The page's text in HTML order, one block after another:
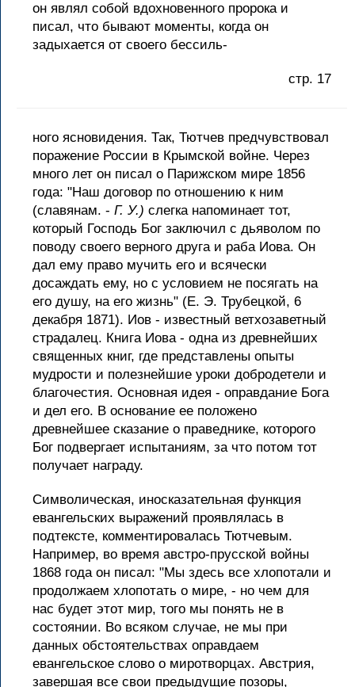
он являл собой вдохновенного пророка и
писал, что бывают моменты, когда он
задыхается от своего бессиль-
стр. 17
ного ясновидения. Так, Тютчев предчувствовал
поражение России в Крымской войне. Через
много лет он писал о Парижском мире 1856
года: "Наш договор по отношению к ним
(славянам. - Г. У.) слегка напоминает тот,
который Господь Бог заключил с дьяволом по
поводу своего верного друга и раба Иова. Он
дал ему право мучить его и всячески
досаждать ему, но с условием не посягать на
его душу, на его жизнь" (Е. Э. Трубецкой, 6
декабря 1871). Иов - известный ветхозаветный
страдалец. Книга Иова - одна из древнейших
священных книг, где представлены опыты
мудрости и полезнейшие уроки добродетели и
благочестия. Основная идея - оправдание Бога
и дел его. В основание ее положено
древнейшее сказание о праведнике, которого
Бог подвергает испытаниям, за что потом тот
получает награду.
Символическая, иносказательная функция
евангельских выражений проявлялась в
подтексте, комментировалась Тютчевым.
Например, во время австро-прусской войны
1868 года он писал: "Мы здесь все хлопотали и
продолжаем хлопотать о мире, - но чем для
нас будет этот мир, того мы понять не в
состоянии. Во всяком случае, не мы при
данных обстоятельствах оправдаем
евангельское слово о миротворцах. Австрия,
завершая все свои предыдущие позоры,